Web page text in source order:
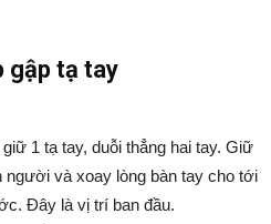
gập tạ tay
1 tạ tay, duỗi thẳng hai tay. Giữ
người và xoay lòng bàn tay cho tới
Đây là vị trí ban đầu.